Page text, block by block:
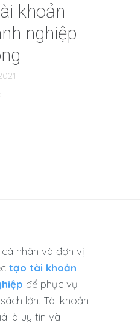
khoản
nghiệp
nhân và đơn vị
tạo tài khoản
để phục vụ
lớn. Tài khoản
là uy tín và